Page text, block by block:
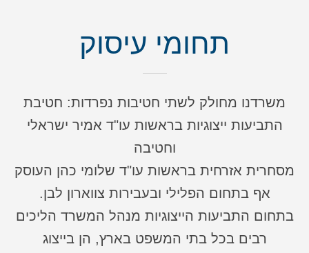
תחומי עיסוק
משרדנו מחולק לשתי חטיבות נפרדות: חטיבת
התביעות ייצוגיות בראשות עו"ד אמיר ישראלי
וחטיבה
מסחרית אזרחית בראשות עו"ד שלומי כהן העוסק
אף בתחום הפלילי ובעבירות צווארון לבן.
בתחום התביעות הייצוגיות מנהל המשרד הליכים
רבים בכל בתי המשפט בארץ, הן בייצוג